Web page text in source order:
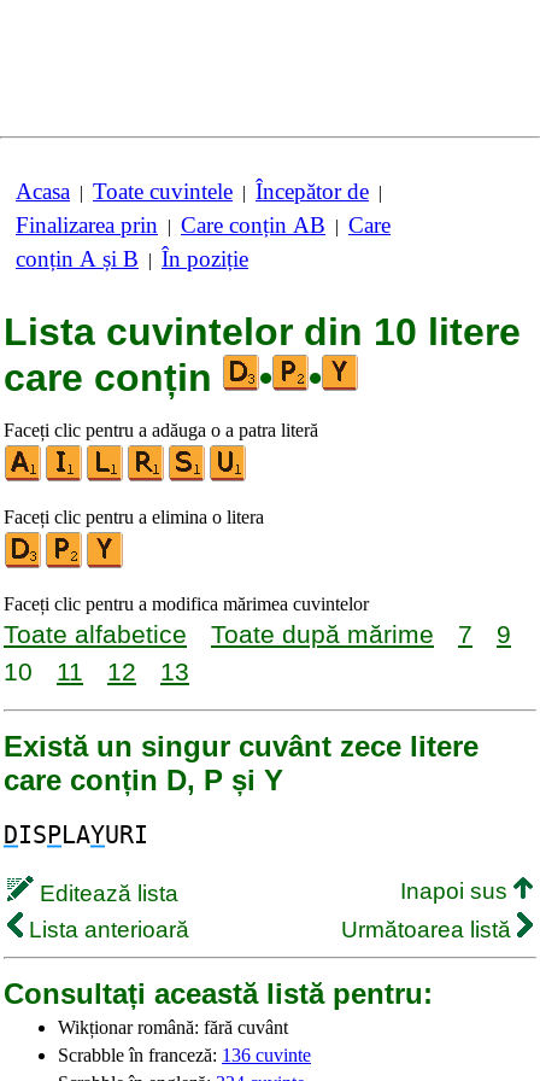
Acasa | Toate cuvintele | Începător de |
Finalizarea prin | Care conțin AB | Care
conțin A și B | În poziție
Lista cuvintelor din 10 litere
care conțin
• •
Faceți clic pentru a adăuga o a patra literă
Faceți clic pentru a elimina o litera
Faceți clic pentru a modifica mărimea cuvintelor
Toate alfabetice Toate după mărime 7
9
10
11 12 13
Există un singur cuvânt zece litere
care conțin D, P și Y
DISPLAYURI
Editează lista
Inapoi sus
Lista anterioară
Următoarea listă
Consultați această listă pentru:
Wikționar română: fără cuvânt
Scrabble în franceză: 136 cuvinte